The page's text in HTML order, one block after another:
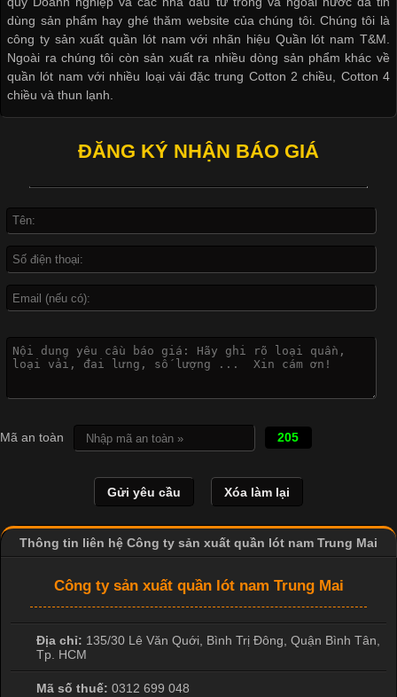
Công Nghệ In Chuyển Nhiệt Trong Ngành Thời Trang Hiện
Cập nhật 2026-04-21 15:41:03
In Chuyển Nhiệt Là Gì? Công Nghệ In Hiện Đại Trong Ngành
là một trong những công nghệ phổ biến nhờ khả năng tạo ra
dụng rộng rãi trong sản xuất áo thun, đồ thể thao
Vì Sao Cơ Sở Sản Xuất Quần Lót Nam Ưa Chuộng Vải
Cotton?
Vải cotton là một trong những chất liệu được sử dụng rộng rãi
và thấm hút mồ hôi tốt. Đây cũng là loại vải được nhiều công ty
sản xuất quần lót nam lựa chọn để tạo ra các sản phẩm chất
dùng sản phẩm hay ghé thăm website của chúng tôi. Chúng tôi là
công ty sản xuất quần lót nam với nhãn hiệu Quần lót nam T&M.
Ngoài ra chúng tôi còn sản xuất ra nhiều dòng sản phẩm khác về
quần lót nam với nhiều loại vải đặc trung Cotton 2 chiều, Cotton 4
chiều và thun lạnh.
ĐĂNG KÝ NHẬN BÁO GIÁ
Mã an toàn 205
Thông tin liên hệ Công ty sản xuất quần lót nam Trung Mai
Công ty sản xuất quần lót nam Trung Mai
Địa chỉ: 135/30 Lê Văn Quới, Bình Trị Đông Quận Bình Tân
Tp. HCM
Mã số thuế: 0312 699 048